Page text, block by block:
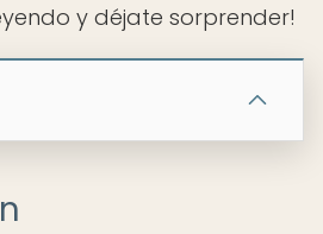
y déjate sorprender!